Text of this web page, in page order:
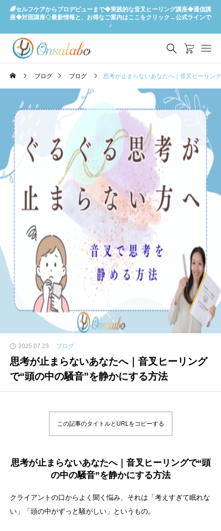
🌈セルフケアからプロデビューまで◆実践的な音叉ヒーリング講座◆通信講
座◆対面講座◇最新情報と、お得なご案内はここをクリック→公式ラインで
♪
ブログ ブログ 思考が止まらないあなたへ｜音叉ヒーリン
2025.07.23 ブログ
思考が止まらないあなたへ｜音叉ヒーリング
で“頭の中の騒音”を静かにする方法
この記事のタイトルとURLをコピーする
思考が止まらないあなたへ｜音叉ヒーリングで“頭
の中の騒音”を静かにする方法
クライアントの口からよく聞く悩み、それは「考えすぎて眠れな
い」「頭の中がずっと騒がしい」というもの。